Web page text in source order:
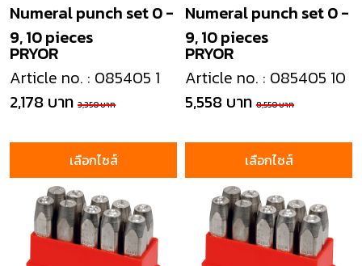
PRYOR
Numeral punch set 0 -
9, 10 pieces
Article no. : 085405 1
2,178 บาท 3,350 บาท
เลือกไซส์
PRYOR
Numeral punch set 0 -
9, 10 pieces
Article no. : 085405 10
5,558 บาท 8,550 บาท
เลือกไซส์